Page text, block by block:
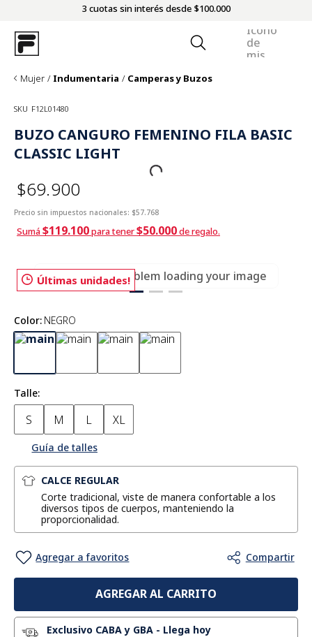
3 cuotas sin interés desde $100.000
Mujer Indumentaria Camperas y Buzos
SKU F12L01480
BUZO CANGURO FEMENINO FILA BASIC
CLASSIC LIGHT
$69.900
Precio sin impuestos nacionales: $57.768
Sumá$119.100para tener$50.000de regalo.
Últimas unidades!
There was a problem loading your image
Color: NEGRO
Talle
L
M
S XL
Guía de talles
CALCE REGULAR
Corte tradicional, viste de manera confortable a los
diversos tipos de cuerpos, manteniendo la
proporcionalidad.
AGREGAR AL CARRITO
Exclusivo CABA y GBA - Llega hoy